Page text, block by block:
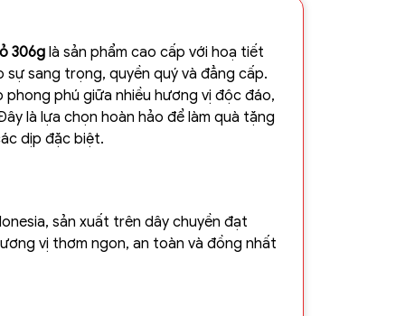
306g là sản phẩm cao cấp với hoạ tiết
sang trọng, quyền quý và đẳng cấp.
phong phú giữa nhiều hương vị độc đáo,
là lựa chọn hoàn hảo để làm quà tặng
dịp đặc biệt.
sản xuất trên dây chuyền đạt
vị thơm ngon, an toàn và đồng nhất